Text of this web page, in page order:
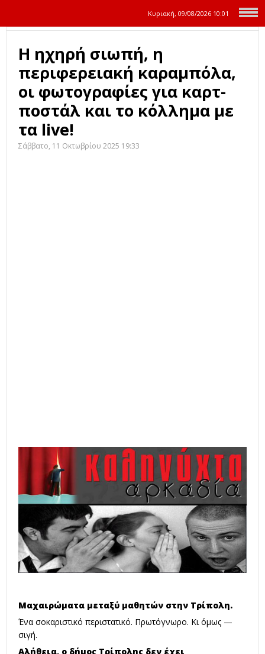
Κυριακή, 09/08/2026 10:01
Η ηχηρή σιωπή, η
περιφερειακή καραμπόλα,
οι φωτογραφίες για καρτ-
ποστάλ και το κόλλημα με
τα live!
Σάββατο, 11 Οκτωβρίου 2025 19:33
Μαχαιρώματα μεταξύ μαθητών στην Τρίπολη.
Ένα σοκαριστικό περιστατικό. Πρωτόγνωρο. Κι όμως —
σιγή.
Αλήθεια, ο δήμος Τρίπολης δεν έχει